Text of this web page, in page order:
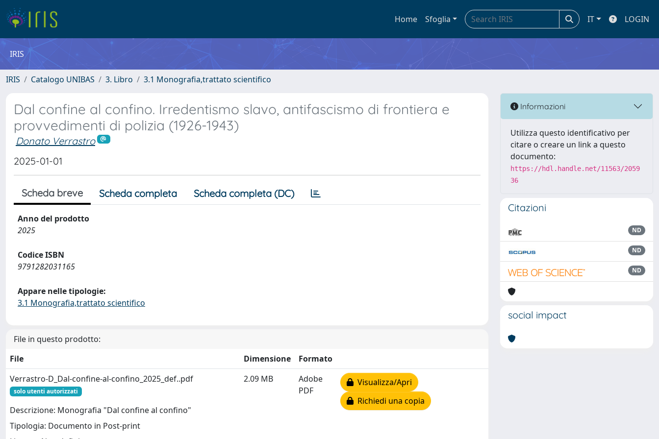
Home Sfoglia IT LOGIN
IRIS
IRIS Catalogo UNIBAS 3. Libro 3.1 Monografia,trattato scientifico
Dal confine al confino. Irredentismo slavo, antifascismo di frontiera e
provvedimenti di polizia (1926-1943)
Donato Verrastro
2025-01-01
Scheda breve Scheda completa Scheda completa (DC)
Anno del prodotto
2025
Codice ISBN
9791282031165
Appare nelle tipologie:
3.1 Monografia,trattato scientifico
File in questo prodotto:
File
Dimensione
Formato
Verrastro-D_Dal-confine-al-confino_2025_def..pdf
solo utenti autorizzati
Descrizione: Monografia "Dal confine al confino"
Tipologia: Documento in Post-print
2.09 MB
Adobe
PDF
Visualizza/Apri
Richiedi una copia
Informazioni
Utilizza questo identificativo per
citare o creare un link a questo
documento:
https://hdl.handle.net/11563/2059
36
Citazioni
ND
ND
ND
social impact